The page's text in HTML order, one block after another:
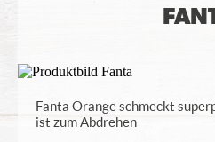
Fanta Orange schmeckt
ist zum Abdrehen